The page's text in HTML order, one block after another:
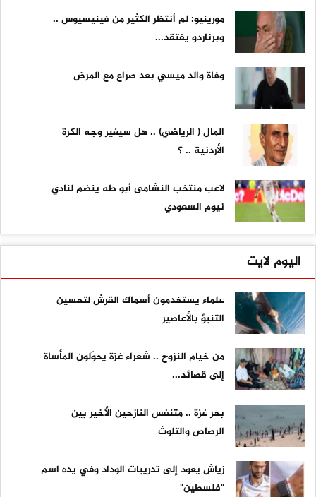
مورينيو: لم أنتظر الكثير من فينيسيوس ..
وبرناردو يفتقد...
وفاة والد ميسي بعد صراع مع المرض
المال ( الرياضي) .. هل سيغير وجه الكرة
الأردنية .. ؟
لاعب منتخب النشامى أبو طه ينضم لنادي
نيوم السعودي
اليوم لايت
علماء يستخدمون أسماك القرش لتحسين
التنبؤ بالأعاصير
من خيام النزوح .. شعراء غزة يحوّلون المأساة
إلى قصائد...
بحر غزة .. متنفس النازحين الأخير بين
الرصاص والتلوث
زياش يعود إلى تدريبات الوداد وفي يده اسم
"فلسطين"